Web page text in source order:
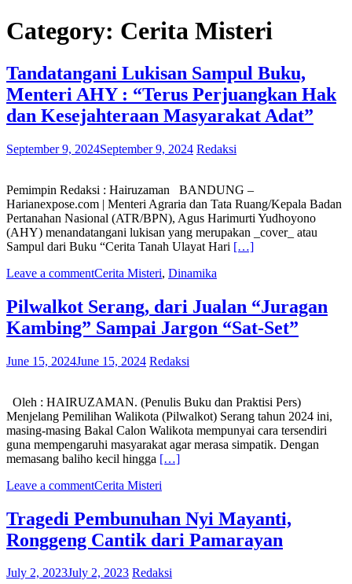
Category: Cerita Misteri
Tandatangani Lukisan Sampul Buku,
Menteri AHY : “Terus Perjuangkan Hak
dan Kesejahteraan Masyarakat Adat”
September 9, 2024September 9, 2024 Redaksi
Pemimpin Redaksi : Hairuzaman BANDUNG –
Harianexpose.com | Menteri Agraria dan Tata Ruang/Kepala Badan
Pertanahan Nasional (ATR/BPN), Agus Harimurti Yudhoyono
(AHY) menandatangani lukisan yang merupakan _cover_ atau
Sampul dari Buku “Cerita Tanah Ulayat Hari […]
Leave a commentCerita Misteri, Dinamika
Pilwalkot Serang, dari Jualan “Juragan
Kambing” Sampai Jargon “Sat-Set”
June 15, 2024June 15, 2024 Redaksi
Oleh : HAIRUZAMAN. (Penulis Buku dan Praktisi Pers)
Menjelang Pemilihan Walikota (Pilwalkot) Serang tahun 2024 ini,
masing-masing Bakal Calon Walikota mempunyai cara tersendiri
guna mempengaruhi masyarakat agar merasa simpatik. Dengan
memasang baliho kecil hingga […]
Leave a commentCerita Misteri
Tragedi Pembunuhan Nyi Mayanti,
Ronggeng Cantik dari Pamarayan
July 2, 2023July 2, 2023 Redaksi